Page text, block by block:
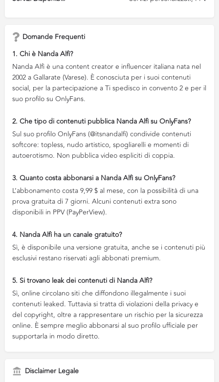
Domande Frequenti
1. Chi è Nanda Alfì?
Nanda Alfì è una content creator e influencer italiana nata nel
2002 a Gallarate (Varese). È conosciuta per i suoi contenuti
social, per la partecipazione a Ti spedisco in convento 2 e per il
suo profilo su OnlyFans.
2. Che tipo di contenuti pubblica Nanda Alfì su OnlyFans?
Sul suo profilo OnlyFans (@itsnandalfi) condivide contenuti
softcore: topless, nudo artistico, spogliarelli e momenti di
autoerotismo. Non pubblica video espliciti di coppia.
3. Quanto costa abbonarsi a Nanda Alfì su OnlyFans?
L’abbonamento costa 9,99 $ al mese, con la possibilità di una
prova gratuita di 7 giorni. Alcuni contenuti extra sono
disponibili in PPV (PayPerView).
4. Nanda Alfì ha un canale gratuito?
Sì, è disponibile una versione gratuita, anche se i contenuti più
esclusivi restano riservati agli abbonati premium.
5. Si trovano leak dei contenuti di Nanda Alfì?
Sì, online circolano siti che diffondono illegalmente i suoi
contenuti leaked. Tuttavia si tratta di violazioni della privacy e
del copyright, oltre a rappresentare un rischio per la sicurezza
online. È sempre meglio abbonarsi al suo profilo ufficiale per
supportarla in modo diretto.
Disclaimer Legale